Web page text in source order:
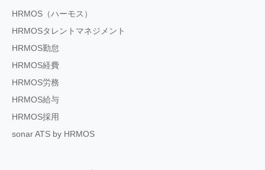
HRMOS（ハーモス）
HRMOSタレントマネジメント
HRMOS勤怠
HRMOS経費
HRMOS労務
HRMOS給与
HRMOS採用
sonar ATS by HRMOS